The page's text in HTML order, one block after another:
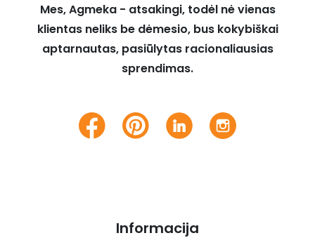
Mes, Agmeka - atsakingi, todėl nė vienas
klientas neliks be dėmesio, bus kokybiškai
aptarnautas, pasiūlytas racionaliausias
sprendimas.
Informacija